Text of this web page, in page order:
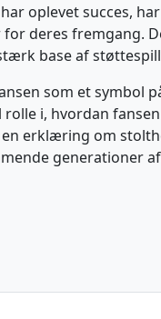
oplevet succes,
deres fremgang.
base af
som et symbol
rolle i, hvordan
erklæring om
generationer